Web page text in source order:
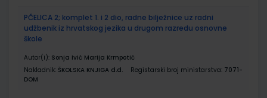
PČELICA 2; komplet 1. i 2 dio, radne bilježnice uz radni
udžbenik iz hrvatskog jezika u drugom razredu osnovne
škole
Autor(i): Sonja Ivić Marija Krmpotić
Nakladnik: ŠKOLSKA KNJIGA d.d. Registarski broj ministarstva: 7071-
DOM